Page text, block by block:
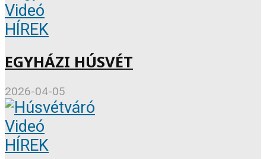
Videó
HÍREK
EGYHÁZI HÚSVÉT
2026-04-05
Videó
HÍREK